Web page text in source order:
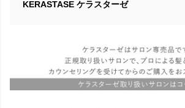
KERASTASE ケラスターゼ